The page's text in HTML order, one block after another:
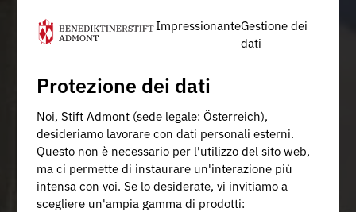
ImpressionanteGestione dei
dati
Protezione dei dati
Noi, Stift Admont (sede legale: Österreich),
desideriamo lavorare con dati personali esterni.
Questo non è necessario per l'utilizzo del sito web,
ma ci permette di instaurare un'interazione più
intensa con voi. Se lo desiderate, vi invitiamo a
scegliere un'ampia gamma di prodotti: